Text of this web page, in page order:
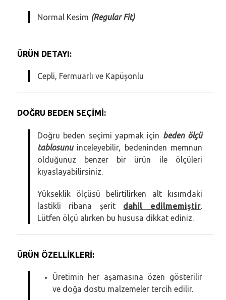
Normal Kesim (Regular Fit)
ÜRÜN DETAYI:
Cepli, Fermuarlı ve Kapüşonlu
DOĞRU BEDEN SEÇİMİ:
Doğru beden seçimi yapmak için beden ölçü
tablosunuinceleyebilir, bedeninden memnun
olduğunuz benzer bir ürün ile ölçüleri
kıyaslayabilirsiniz.
Yükseklik ölçüsü belirtilirken alt kısımdaki
lastikli ribana şerit dahil edilmemiştir.
Lütfen ölçü alırken bu hususa dikkat ediniz.
ÜRÜN ÖZELLİKLERİ:
Üretimin her aşamasına özen gösterilir
ve doğa dostu malzemeler tercih edilir.